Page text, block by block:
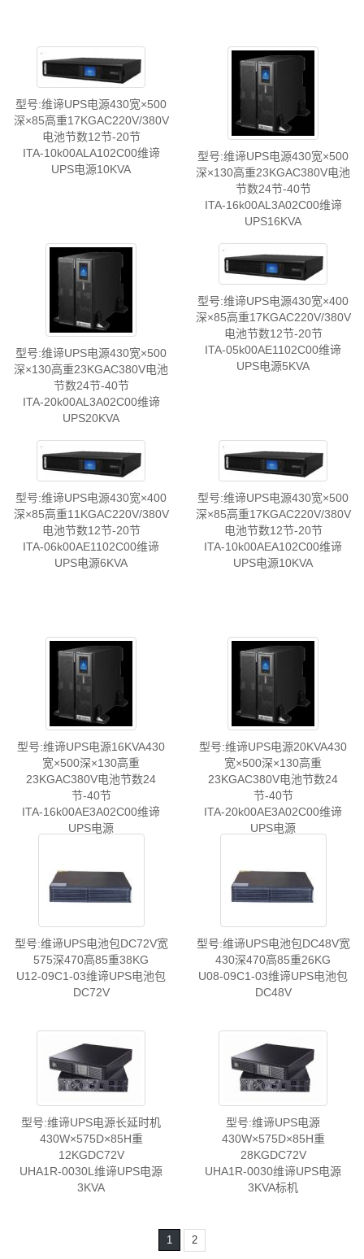
型号:维谛UPS电源430宽×500
深×85高重17KGAC220V/380V
电池节数12节-20节
ITA-10k00ALA102C00维谛
UPS电源10KVA
型号:维谛UPS电源430宽×500
深×130高重23KGAC380V电池
节数24节-40节
ITA-16k00AL3A02C00维谛
UPS16KVA
型号:维谛UPS电源430宽×500
深×130高重23KGAC380V电池
节数24节-40节
ITA-20k00AL3A02C00维谛
UPS20KVA
型号:维谛UPS电源430宽×400
深×85高重17KGAC220V/380V
电池节数12节-20节
ITA-05k00AE1102C00维谛
UPS电源5KVA
型号:维谛UPS电源430宽×400
深×85高重11KGAC220V/380V
电池节数12节-20节
ITA-06k00AE1102C00维谛
UPS电源6KVA
型号:维谛UPS电源430宽×500
深×85高重17KGAC220V/380V
电池节数12节-20节
ITA-10k00AEA102C00维谛
UPS电源10KVA
型号:维谛UPS电源16KVA430
宽×500深×130高重
23KGAC380V电池节数24
节-40节
ITA-16k00AE3A02C00维谛
UPS电源
型号:维谛UPS电源20KVA430
宽×500深×130高重
23KGAC380V电池节数24
节-40节
ITA-20k00AE3A02C00维谛
UPS电源
型号:维谛UPS电池包DC72V宽
575深470高85重38KG
U12-09C1-03维谛UPS电池包
DC72V
型号:维谛UPS电池包DC48V宽
430深470高85重26KG
U08-09C1-03维谛UPS电池包
DC48V
型号:维谛UPS电源长延时机
430W×575D×85H重
12KGDC72V
UHA1R-0030L维谛UPS电源
3KVA
型号:维谛UPS电源
430W×575D×85H重
28KGDC72V
UHA1R-0030维谛UPS电源
3KVA标机
1 2